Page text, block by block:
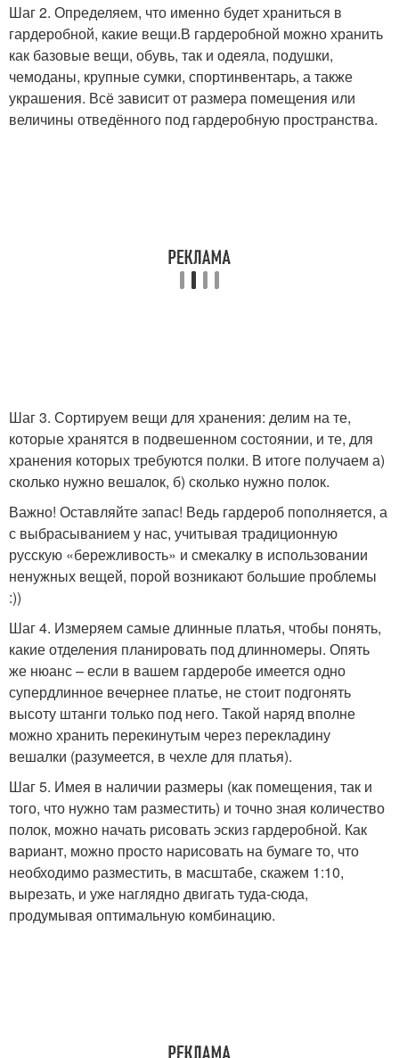
Шаг 2. Определяем, что именно будет храниться в
гардеробной, какие вещи.В гардеробной можно хранить
как базовые вещи, обувь, так и одеяла, подушки,
чемоданы, крупные сумки, спортинвентарь, а также
украшения. Всё зависит от размера помещения или
величины отведённого под гардеробную пространства.
Шаг 3. Сортируем вещи для хранения: делим на те,
которые хранятся в подвешенном состоянии, и те, для
хранения которых требуются полки. В итоге получаем а)
сколько нужно вешалок, б) сколько нужно полок.
Важно! Оставляйте запас! Ведь гардероб пополняется, а
с выбрасыванием у нас, учитывая традиционную
русскую «бережливость» и смекалку в использовании
ненужных вещей, порой возникают большие проблемы
:))
Шаг 4. Измеряем самые длинные платья, чтобы понять,
какие отделения планировать под длинномеры. Опять
же нюанс – если в вашем гардеробе имеется одно
супердлинное вечернее платье, не стоит подгонять
высоту штанги только под него. Такой наряд вполне
можно хранить перекинутым через перекладину
вешалки (разумеется, в чехле для платья).
Шаг 5. Имея в наличии размеры (как помещения, так и
того, что нужно там разместить) и точно зная количество
полок, можно начать рисовать эскиз гардеробной. Как
вариант, можно просто нарисовать на бумаге то, что
необходимо разместить, в масштабе, скажем 1:10,
вырезать, и уже наглядно двигать туда-сюда,
продумывая оптимальную комбинацию.